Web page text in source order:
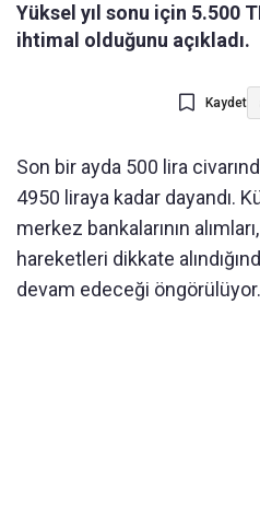
Yüksel yıl sonu için 5.500
ihtimal olduğunu açıkladı.
Kaydet
Son bir ayda 500 lira
4950 liraya kadar dayandı.
merkez bankalarının
hareketleri dikkate
devam edeceği öngörülüyor.